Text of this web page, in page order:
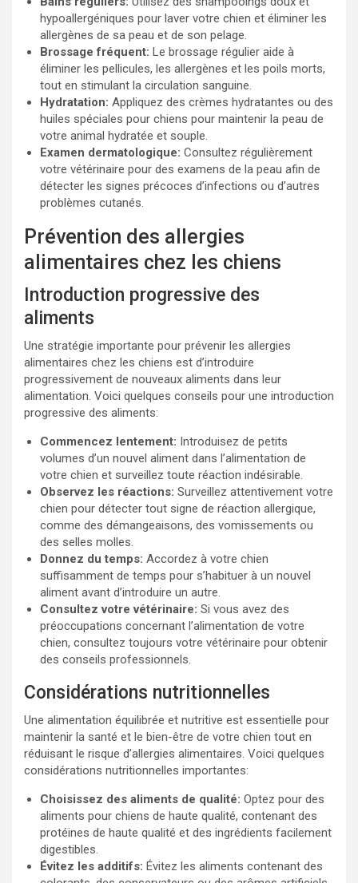
hypoallergéniques pour laver votre chien et éliminer les
allergènes de sa peau et de son pelage.
Brossage fréquent: Le brossage régulier aide à
éliminer les pellicules, les allergènes et les poils morts,
tout en stimulant la circulation sanguine.
Hydratation: Appliquez des crèmes hydratantes ou des
huiles spéciales pour chiens pour maintenir la peau de
votre animal hydratée et souple.
Examen dermatologique: Consultez régulièrement
votre vétérinaire pour des examens de la peau afin de
détecter les signes précoces d’infections ou d’autres
problèmes cutanés.
Prévention des allergies
alimentaires chez les chiens
Introduction progressive des
aliments
Une stratégie importante pour prévenir les allergies
alimentaires chez les chiens est d’introduire
progressivement de nouveaux aliments dans leur
alimentation. Voici quelques conseils pour une introduction
progressive des aliments:
Commencez lentement: Introduisez de petits
volumes d’un nouvel aliment dans l’alimentation de
votre chien et surveillez toute réaction indésirable.
Observez les réactions: Surveillez attentivement votre
chien pour détecter tout signe de réaction allergique,
comme des démangeaisons, des vomissements ou
des selles molles.
Donnez du temps: Accordez à votre chien
suffisamment de temps pour s’habituer à un nouvel
aliment avant d’introduire un autre.
Consultez votre vétérinaire: Si vous avez des
préoccupations concernant l’alimentation de votre
chien, consultez toujours votre vétérinaire pour obtenir
des conseils professionnels.
Considérations nutritionnelles
Une alimentation équilibrée et nutritive est essentielle pour
maintenir la santé et le bien-être de votre chien tout en
réduisant le risque d’allergies alimentaires. Voici quelques
considérations nutritionnelles importantes:
Choisissez des aliments de qualité: Optez pour des
aliments pour chiens de haute qualité, contenant des
protéines de haute qualité et des ingrédients facilement
digestibles.
Évitez les additifs: Évitez les aliments contenant des